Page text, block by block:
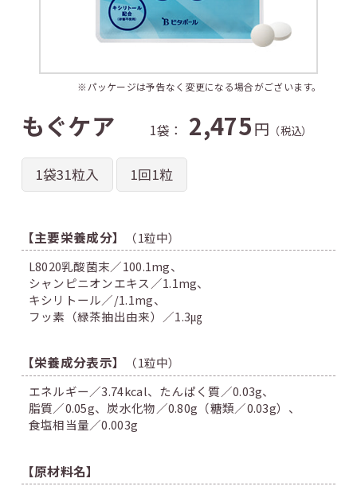
※パッケージは予告なく変更になる場合がございます。
もぐケア 1袋： 2,475円 （税込）
1袋31粒入 1回1粒
【主要栄養成分】
（1粒中）
L8020乳酸菌末／100.1mg、
シャンピニオンエキス／1.1mg、
キシリトール／/1.1mg、
フッ素（緑茶抽出由来）／1.3㎍
【栄養成分表示】
（1粒中）
エネルギー／3.74kcal、 たんぱく質／0.03g、
脂質／0.05g、炭水化物／0.80g（糖類／0.03g）、
食塩相当量／0.003g
【原材料名】